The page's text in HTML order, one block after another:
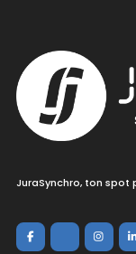
JuraSynchro, ton spot